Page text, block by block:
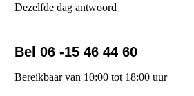
Dezelfde dag antwoord
Bel 06 -15 46 44 60
Bereikbaar van 10:00 tot 18:00 uur